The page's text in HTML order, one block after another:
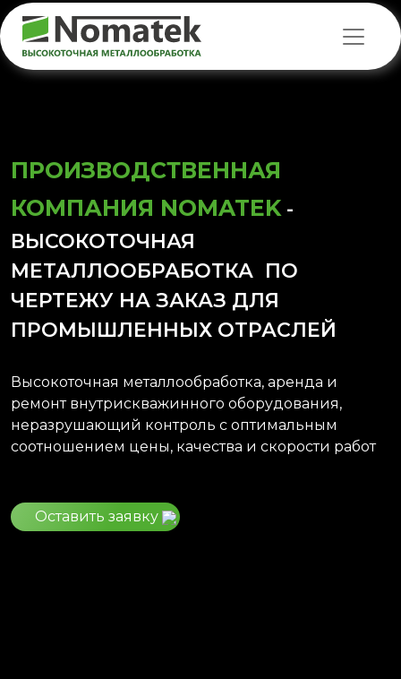
ПРОИЗВОДСТВЕННАЯ
КОМПАНИЯ NOMATEK-
ВЫСОКОТОЧНАЯ
МЕТАЛЛООБРАБОТКА ПО
ЧЕРТЕЖУ НА ЗАКАЗ ДЛЯ
ПРОМЫШЛЕННЫХ ОТРАСЛЕЙ
Высокоточная металлообработка, аренда и
ремонт внутрискважинного оборудования,
неразрушающий контроль с оптимальным
соотношением цены, качества и скорости работ
Оставить заявку